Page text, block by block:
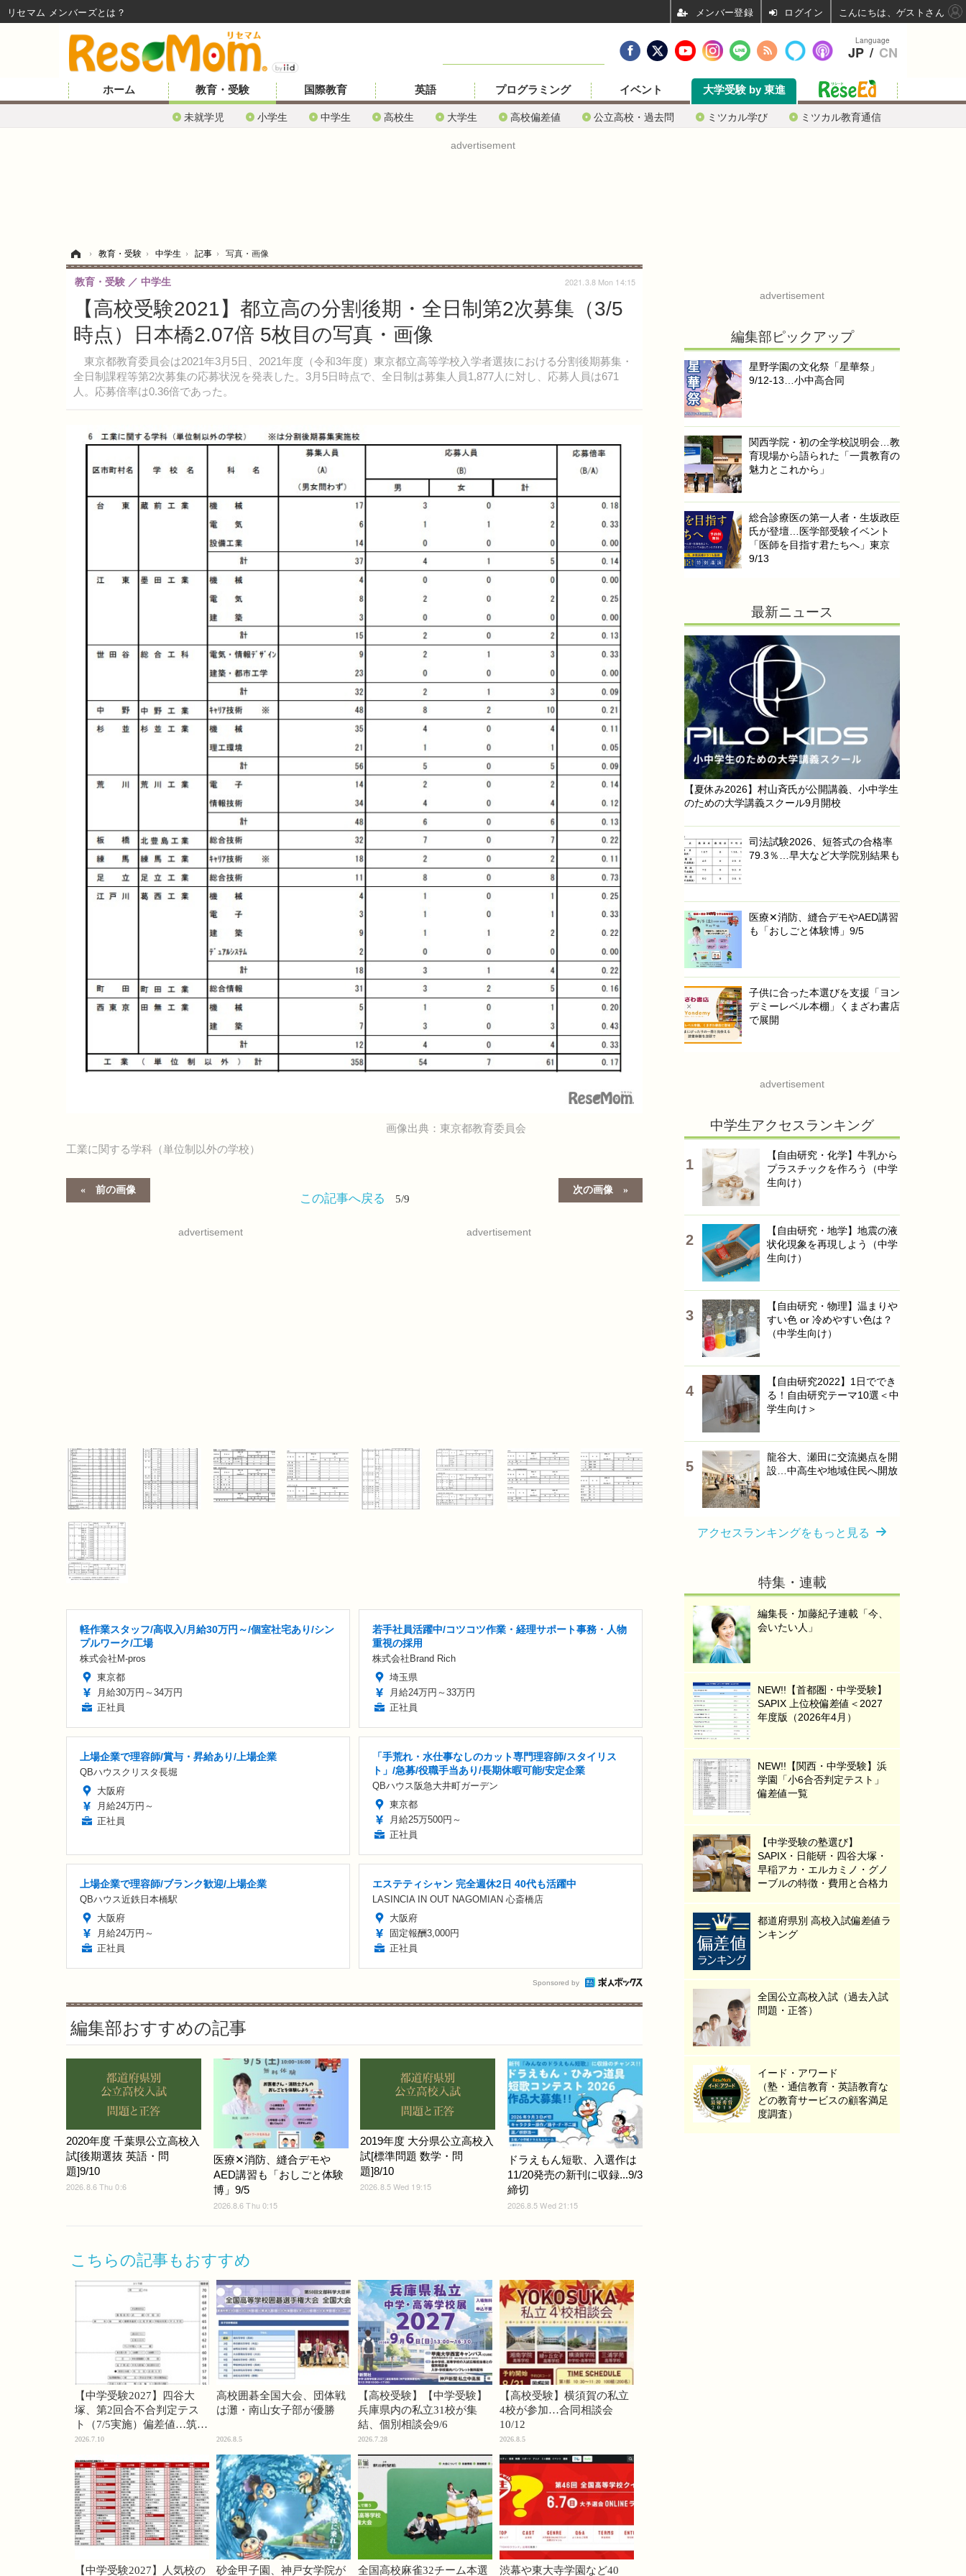
ホーム 教育・受験
未就学児 小学生 中学生 高校生 大学生 高校偏差値 公立高校・過去問 ミツカル学び ミツカル教育通信
国際教育 英語 プログラミング イベント 大学受験 by 東進
advertisement
› 教育・受験 › 中学生 › 記事 › 写真・画像
【高校受験2021】都立高の分割後期・全日制第2次募集（3/5
時点）日本橋2.07倍 5枚目の写真・画像
東京都教育委員会は2021年3月5日、2021年度（令和3年度）東京都立高等学校入学者選抜における分割後期募集・
全日制課程等第2次募集の応募状況を発表した。3月5日時点で、全日制は募集人員1,877人に対し、応募人員は671
人。応募倍率は0.36倍であった。
教育・受験 中学生 2021.3.8 Mon 14:15
画像出典：東京都教育委員会
工業に関する学科（単位制以外の学校）
前の画像 次の画像
この記事へ戻る 5/9
advertisement advertisement
軽作業スタッフ/高収入/月給30万円～/個室社宅あり/シン
プルワーク/工場
株式会社M-pros
東京都
月給30万円～34万円
正社員
若手社員活躍中/コツコツ作業・経理サポート事務・人物
重視の採用
株式会社Brand Rich
埼玉県
月給24万円～33万円
正社員
上場企業で理容師/賞与・昇給あり/上場企業
QBハウスクリスタ長堀
大阪府
月給24万円～
正社員
「手荒れ・水仕事なしのカット専門理容師/スタイリス
ト」/急募/役職手当あり/長期休暇可能/安定企業
QBハウス阪急大井町ガーデン
東京都
月給25万500円～
正社員
上場企業で理容師/ブランク歓迎/上場企業
QBハウス近鉄日本橋駅
大阪府
月給24万円～
正社員
エステティシャン 完全週休2日 40代も活躍中
LASINCIA IN OUT NAGOMIAN 心斎橋店
大阪府
固定報酬3,000円
正社員
Sponsored by
編集部おすすめの記事
2020年度 千葉県公立高校入
試[後期選抜 英語・問
題]9/10
2026.8.6 Thu 0:6
医療✕消防、縫合デモや
AED講習も「おしごと体験
博」9/5
2026.8.6 Thu 0:15
2019年度 大分県公立高校入
試[標準問題 数学・問
題]8/10
2026.8.5 Wed 19:15
ドラえもん短歌、入選作は
11/20発売の新刊に収録...9/3
締切
2026.8.5 Wed 21:15
こちらの記事もおすすめ
【中学受験2027】四谷大
塚、第2回合不合判定テス
ト（7/5実施）偏差値…筑駒
74・桜蔭70＜PR＞
2026.7.10
高校囲碁全国大会、団体戦
は灘・南山女子部が優勝
2026.8.5
【高校受験】【中学受験】
兵庫県内の私立31校が集
結、個別相談会9/6
2026.7.28
【高校受験】横須賀の私立
4校が参加…合同相談会
10/12
2026.8.5
【中学受験2027】人気校の 砂金甲子園、神戸女学院が 全国高校麻雀32チーム本選 渋幕や東大寺学園など40
advertisement
編集部ピックアップ
星野学園の文化祭「星華祭」
9/12-13…小中高合同
関西学院・初の全学校説明会…教
育現場から語られた「一貫教育の
魅力とこれから」
総合診療医の第一人者・生坂政臣
氏が登壇…医学部受験イベント
「医師を目指す君たちへ」東京
9/13
最新ニュース
【夏休み2026】村山斉氏が公開講義、小中学生
のための大学講義スクール9月開校
司法試験2026、短答式の合格率
79.3％…早大など大学院別結果も
医療✕消防、縫合デモやAED講習
も「おしごと体験博」9/5
子供に合った本選びを支援「ヨン
デミーレベル本棚」くまざわ書店
で展開
advertisement
中学生アクセスランキング
【自由研究・化学】牛乳から
プラスチックを作ろう（中学
生向け）
【自由研究・地学】地震の液
状化現象を再現しよう（中学
生向け）
【自由研究・物理】温まりや
すい色 or 冷めやすい色は？
（中学生向け）
【自由研究2022】1日ででき
る！自由研究テーマ10選＜中
学生向け＞
龍谷大、瀬田に交流拠点を開
設…中高生や地域住民へ開放
アクセスランキングをもっと見る
特集・連載
編集長・加藤紀子連載「今、
会いたい人」
NEW!!【首都圏・中学受験】
SAPIX 上位校偏差値＜2027
年度版（2026年4月）
NEW!!【関西・中学受験】浜
学園「小6合否判定テスト」
偏差値一覧
【中学受験の塾選び】
SAPIX・日能研・四谷大塚・
早稲アカ・エルカミノ・グノ
ーブルの特徴・費用と合格力
都道府県別 高校入試偏差値ラ
ンキング
全国公立高校入試（過去入試
問題・正答）
イード・アワード
（塾・通信教育・英語教育な
どの教育サービスの顧客満足
度調査）
Language
JP / CN
リセマム メンバーズ ログイン こんにちは、ゲストさん